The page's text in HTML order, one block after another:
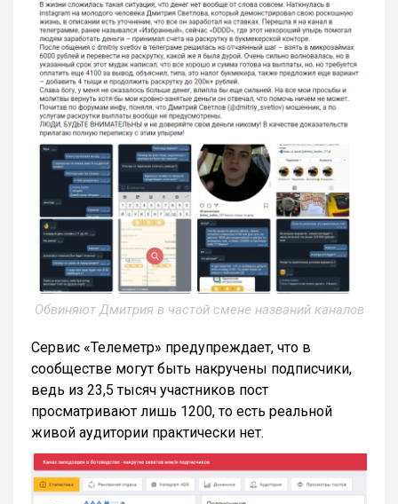
Обвиняют Дмитрия в частой смене названий каналов
Сервис «Телеметр» предупреждает, что в
сообществе могут быть накручены подписчики,
ведь из 23,5 тысяч участников пост
просматривают лишь 1200, то есть реальной
живой аудитории практически нет.